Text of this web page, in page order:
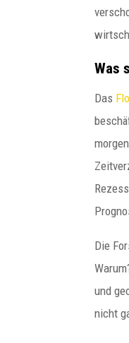
Was
Das
Die
und
nicht